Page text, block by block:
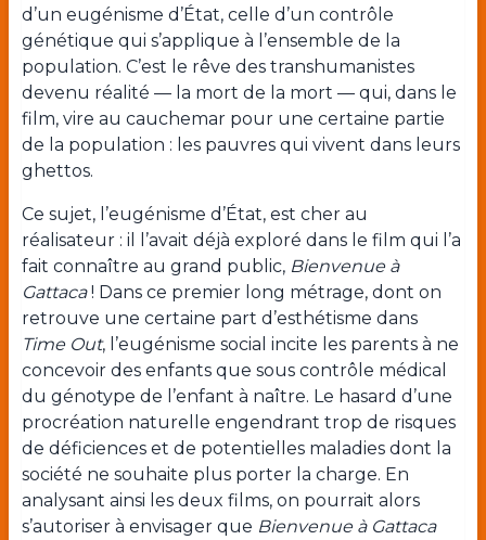
d’un eugénisme d’État, celle d’un contrôle
génétique qui s’applique à l’ensemble de la
population. C’est le rêve des transhumanistes
devenu réalité — la mort de la mort — qui, dans le
film, vire au cauchemar pour une certaine partie
de la population : les pauvres qui vivent dans leurs
ghettos.
Ce sujet, l’eugénisme d’État, est cher au
réalisateur : il l’avait déjà exploré dans le film qui l’a
fait connaître au grand public, Bienvenue à
Gattaca! Dans ce premier long métrage, dont on
retrouve une certaine part d’esthétisme dans
Time Out, l’eugénisme social incite les parents à ne
concevoir des enfants que sous contrôle médical
du génotype de l’enfant à naître. Le hasard d’une
procréation naturelle engendrant trop de risques
de déficiences et de potentielles maladies dont la
société ne souhaite plus porter la charge. En
analysant ainsi les deux films, on pourrait alors
s’autoriser à envisager que Bienvenue à Gattaca